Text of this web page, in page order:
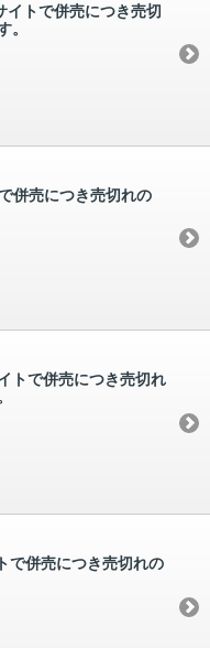
トで併売につき売切
。
併売につき売切れの
トで併売につき売切れ
で併売につき売切れの